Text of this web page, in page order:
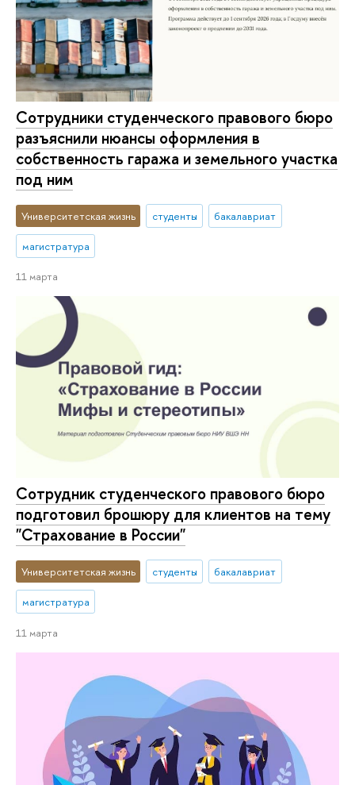
Сотрудники студенческого правового бюро
разъяснили нюансы оформления в
собственность гаража и земельного участка
под ним
Университетская жизнь студенты бакалавриат
магистратура
11 марта
Сотрудник студенческого правового бюро
подготовил брошюру для клиентов на тему
"Страхование в России"
Университетская жизнь студенты бакалавриат
магистратура
11 марта